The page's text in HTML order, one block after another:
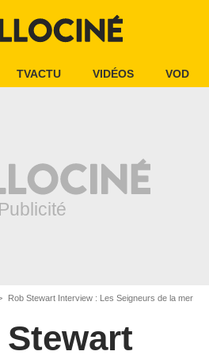
TVACTU VIDÉOS VOD
Rob Stewart Interview : Les Seigneurs de la mer
Stewart